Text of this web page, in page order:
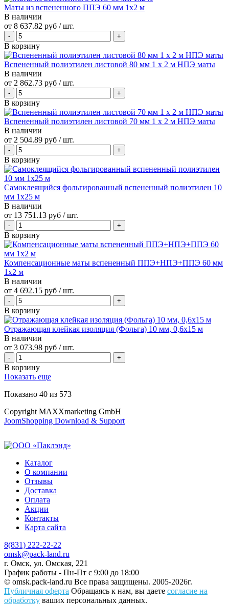
Маты из вспененного ППЭ 60 мм 1x2 м
В наличии
от 8 637.82 руб / шт.
В корзину
Вспененный полиэтилен листовой 80 мм 1 х 2 м НПЭ маты
В наличии
от 2 862.73 руб / шт.
В корзину
Вспененный полиэтилен листовой 70 мм 1 х 2 м НПЭ маты
В наличии
от 2 504.89 руб / шт.
В корзину
Самоклеящийся фольгированный вспененный полиэтилен 10
мм 1x25 м
В наличии
от 13 751.13 руб / шт.
В корзину
Компенсационные маты вспененный ППЭ+НПЭ+ППЭ 60 мм
1x2 м
В наличии
от 4 692.15 руб / шт.
В корзину
Отражающая клейкая изоляция (Фольга) 10 мм, 0,6x15 м
В наличии
от 3 073.98 руб / шт.
В корзину
Показать еще
Показано 40 из 573
Copyright MAXXmarketing GmbH
JoomShopping Download & Support
Каталог
О компании
Отзывы
Доставка
Оплата
Акции
Контакты
Карта сайта
8(831) 222-22-22
omsk@pack-land.ru
г. Омск, ул. Омская, 221
График работы - Пн-Пт с 9:00 до 18:00
© omsk.pack-land.ru Все права защищены. 2005-2026г.
Публичная оферта Обращаясь к нам, вы даете согласие на
обработку ваших персональных данных.